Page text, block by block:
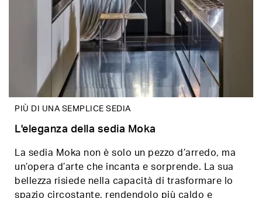
PIÙ DI UNA SEMPLICE SEDIA
L'eleganza della sedia Moka
La sedia Moka non è solo un pezzo d’arredo, ma
un’opera d’arte che incanta e sorprende. La sua
bellezza risiede nella capacità di trasformare lo
spazio circostante, rendendolo più caldo e